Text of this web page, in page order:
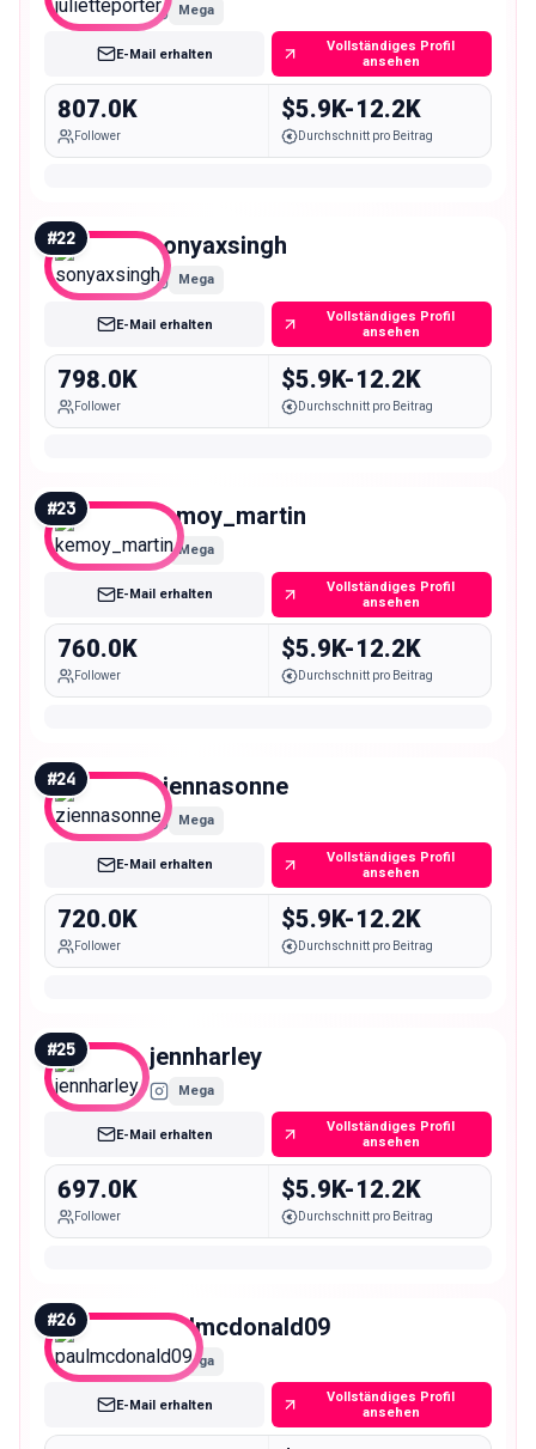
Mega
E-Mail erhalten
Vollständiges Profil
ansehen
807.0K
Follower
$5.9K-12.2K
Durchschnitt pro Beitrag
#22 sonyaxsingh
Mega
E-Mail erhalten
Vollständiges Profil
ansehen
798.0K
Follower
$5.9K-12.2K
Durchschnitt pro Beitrag
#23 kemoy_martin
Mega
E-Mail erhalten
Vollständiges Profil
ansehen
760.0K
Follower
$5.9K-12.2K
Durchschnitt pro Beitrag
#24 ziennasonne
Mega
E-Mail erhalten
Vollständiges Profil
ansehen
720.0K
Follower
$5.9K-12.2K
Durchschnitt pro Beitrag
#25 jennharley
Mega
E-Mail erhalten
Vollständiges Profil
ansehen
697.0K
Follower
$5.9K-12.2K
Durchschnitt pro Beitrag
#26 paulmcdonald09
Mega
E-Mail erhalten
Vollständiges Profil
ansehen